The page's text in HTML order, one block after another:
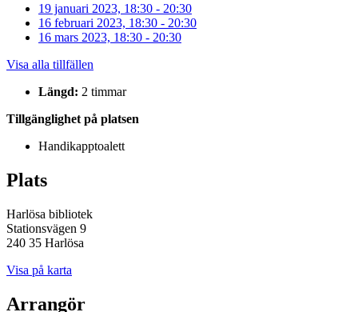
19 januari 2023, 18:30 - 20:30
16 februari 2023, 18:30 - 20:30
16 mars 2023, 18:30 - 20:30
Visa alla tillfällen
Längd: 2 timmar
Tillgänglighet på platsen
Handikapptoalett
Plats
Harlösa bibliotek
Stationsvägen 9
240 35 Harlösa
Visa på karta
Arrangör